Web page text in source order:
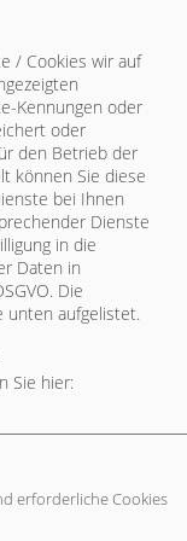
einen der
in Baden-
echte
gemeinsam
unserer
hat
und 18. April in
/ Cookies wir auf
Kennungen oder
oder
den Betrieb der
können Sie diese
bei Ihnen
Dienste
in die
Daten in
Die
unten aufgelistet.
Sie hier:
erforderliche Cookies